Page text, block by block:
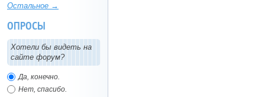
Остальное →
ОПРОСЫ
Хотели бы видеть на
сайте форум?
Да, конечно.
Нет, спасибо.